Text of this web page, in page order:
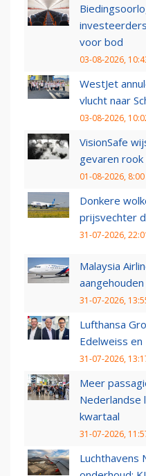
voor bod
03-08-2026,
WestJet
vlucht naar
03-08-2026,
VisionSafe
gevaren
01-08-2026, 8:00
Donkere
prijsvechter
31-07-2026,
Malaysia
31-07-2026,
Lufthansa
Edelweiss en
31-07-2026,
Meer
Nederlandse
kwartaal
31-07-2026,
Luchthavens